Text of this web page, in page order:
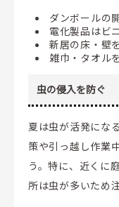
ダンボールの
電化製品はビ
新居の床・壁
雑巾・タオル
虫の侵入を防ぐ
夏は虫が活発にな
策や引っ越し作業
う。特に、近くに
所は虫が多いため